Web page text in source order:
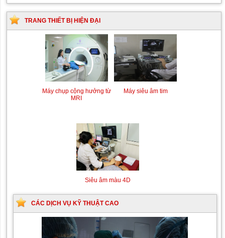
TRANG THIẾT BỊ HIỆN ĐẠI
MRI
Siêu âm Doppler xuyên
sọ
Kỹ thuật chụp mạch máu
Siêu âm màu 4D
CÁC DỊCH VỤ KỸ THUẬT CAO